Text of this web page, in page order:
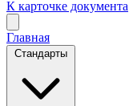
К карточке документа
Главная
Стандарты